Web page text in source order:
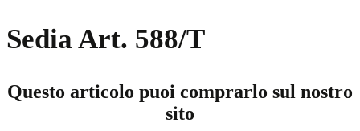
Sedia Art. 588/T
Questo articolo puoi comprarlo sul nostro
sito